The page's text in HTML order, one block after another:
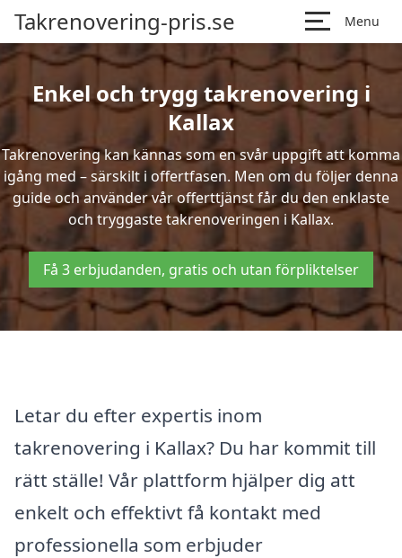
Takrenovering-pris.se Menu
Enkel och trygg takrenovering i
Kallax
Takrenovering kan kännas som en svår uppgift att komma
igång med – särskilt i offertfasen. Men om du följer denna
guide och använder vår offerttjänst får du den enklaste
och tryggaste takrenoveringen i Kallax.
Få 3 erbjudanden, gratis och utan förpliktelser
Letar du efter expertis inom
takrenovering i Kallax? Du har kommit till
rätt ställe! Vår plattform hjälper dig att
enkelt och effektivt få kontakt med
professionella som erbjuder